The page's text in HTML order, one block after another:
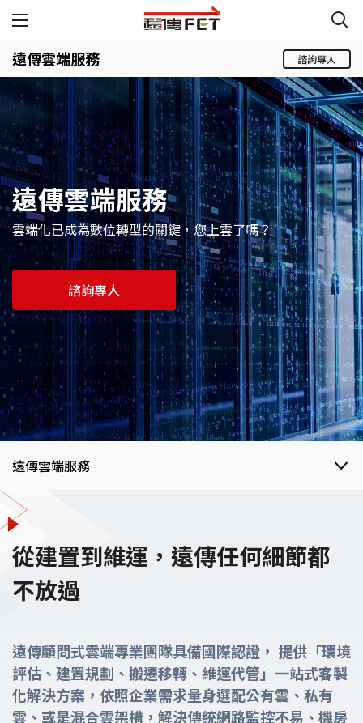
遠傳雲端服務 諮詢專人
遠傳雲端服務
雲端化已成為數位轉型的關鍵，您上雲了嗎？
諮詢專人
遠傳雲端服務
遠傳雲端服務
雲端加值服務
從建置到維運，遠傳任何細節都
不放過
遠傳顧問式雲端專業團隊具備國際認證， 提供「環境
評估、建置規劃、搬遷移轉、維運代管」一站式客製
化解決方案，依照企業需求量身選配公有雲、私有
雲、或是混合雲架構，解決傳統網路監控不易、機房